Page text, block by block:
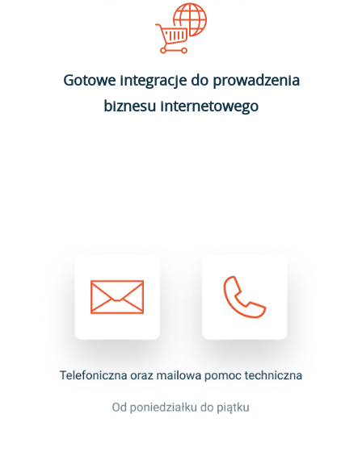
Gotowe integracje do prowadzenia
biznesu internetowego